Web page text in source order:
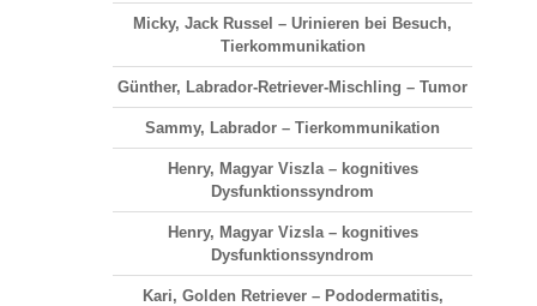
Micky, Jack Russel – Urinieren bei Besuch,
Tierkommunikation
Günther, Labrador-Retriever-Mischling – Tumor
Sammy, Labrador – Tierkommunikation
Henry, Magyar Viszla – kognitives
Dysfunktionssyndrom
Henry, Magyar Vizsla – kognitives
Dysfunktionssyndrom
Kari, Golden Retriever – Pododermatitis,